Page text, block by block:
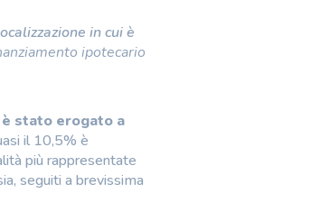
in cui è
ipotecario
stato erogato a
il 10,5% è
più rappresentate
seguiti a brevissima